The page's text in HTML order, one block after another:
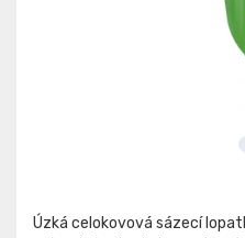
Úzká celokovová sázecí